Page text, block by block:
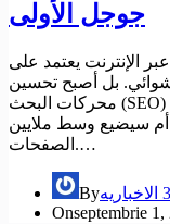
جوجل الأولى
الإنترنت يعتمد على
بل أصبح تحسين
محركات البحث (SEO) هو العامل الحاسم الذي يحدد ما إذا كان
سيضيع وسط ملايين
الصفحات.…
By
Onseptembrie 1,